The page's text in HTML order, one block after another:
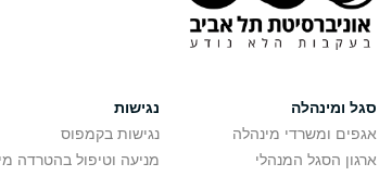
סגל ומינהלה
אגפים ומשרדי מינהלה
ארגון הסגל המנהלי
נגישות
נגישות בקמפוס
מניעה וטיפול בהטרדה